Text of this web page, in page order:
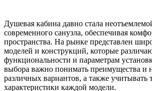
Душевая кабина давно стала
современного санузла, обеспечивая
пространства. На рынке представлен
моделей и конструкций, которые
функциональности и параметрам
выбора важно понимать преимущества и
различных вариантов, а также учитывать
характеристики каждой модели.